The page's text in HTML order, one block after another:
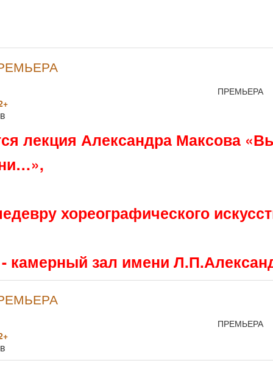
ПРЕМЬЕРА
лекция Александра Максова
хореографического
камерный зал имени
ПРЕМЬЕРА